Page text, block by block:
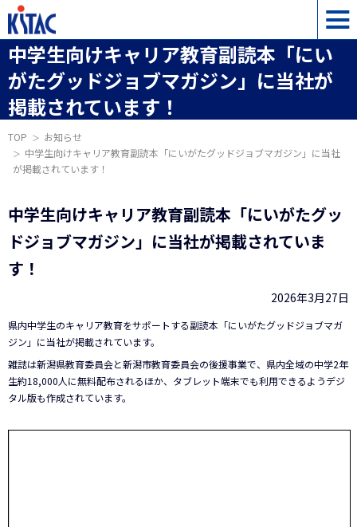
中学生向けキャリア教育副読本「にい
がたグッドジョブマガジン」に当社が
掲載されています！
TOP
お知らせ
中学生向けキャリア教育副読本「にいがたグッドジョブマガジン」に当社
が掲載されています！
中学生向けキャリア教育副読本「にいがたグッ
ドジョブマガジン」に当社が掲載されていま
す！
2026年3月27日
県内中学生のキャリア教育をサポートする副読本「にいがたグッドジョブマガ
ジン」に当社が掲載されています。
雑誌は新潟県教育委員会と新潟市教育委員会の後援事業で、県内全域の中学2年
生約18,000人に無料配布されるほか、タブレット端末でも利用できるようデジ
タル版も作成されています。